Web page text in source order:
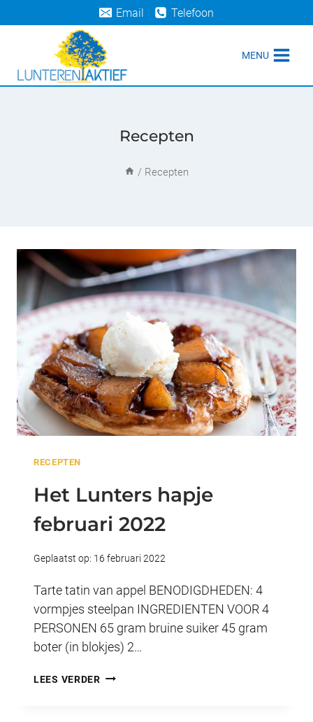
naar
Email Telefoon
MENU
Recepten
/ Recepten
RECEPTEN
Het Lunters hapje
februari 2022
Geplaatst op: 16 februari 2022
Tarte tatin van appel BENODIGDHEDEN: 4
vormpjes steelpan INGREDIENTEN VOOR 4
PERSONEN 65 gram bruine suiker 45 gram
boter (in blokjes) 2…
LEES VERDERHET